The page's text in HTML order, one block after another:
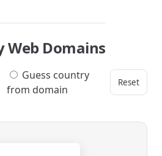
Web Domains
Guess country
from domain
Reset